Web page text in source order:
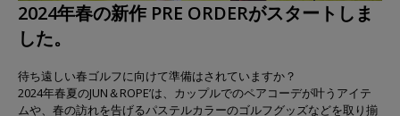
2024年春の新作 PRE ORDERがスタートしま
した。
待ち遠しい春ゴルフに向けて準備はされていますか？
2024年春夏のJUN＆ROPE’は、カップルでのペアコーデが叶うアイテ
ムや、春の訪れを告げるパステルカラーのゴルフグッズなどを取り揃